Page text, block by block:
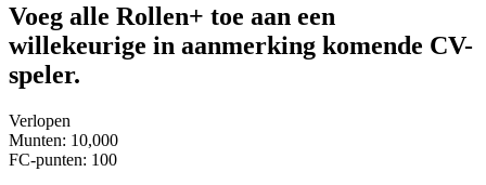
Voeg alle Rollen+ toe aan een
willekeurige in aanmerking komende CV-
speler.
Verlopen
Munten: 10,000
FC-punten: 100